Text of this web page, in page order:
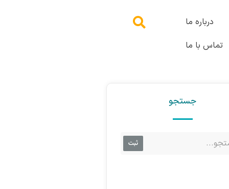
درباره ما
تماس با ما
جستجو
ثبت